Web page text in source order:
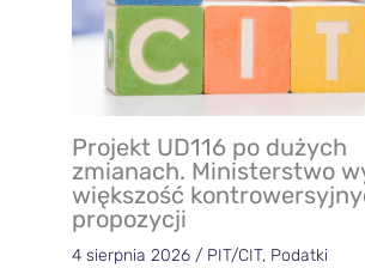
Projekt UD116 po dużych
zmianach. Ministerstwo
większość
propozycji
4 sierpnia 2026 / PIT/CIT, Podatki